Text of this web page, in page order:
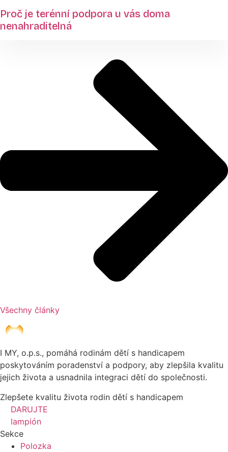
Proč je terénní podpora u vás doma
nenahraditelná
Všechny články
I MY, o.p.s., pomáhá rodinám dětí s handicapem
poskytováním poradenství a podpory, aby zlepšila kvalitu
jejich života a usnadnila integraci dětí do společnosti.
Zlepšete kvalitu života rodin dětí s handicapem
DARUJTE
lampión
Sekce
Polozka